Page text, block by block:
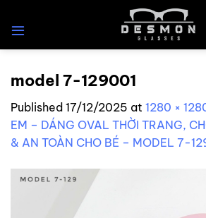
model 7-129001
Published 17/12/2025 at 1280 ×
EM – DÁNG OVAL THỜI TRANG,
& AN TOÀN CHO BÉ – MODEL 7-